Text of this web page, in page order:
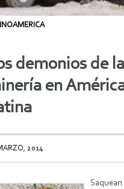
demonios de la
en
2014